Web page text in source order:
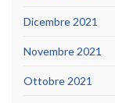
Dicembre 2021
Novembre 2021
Ottobre 2021